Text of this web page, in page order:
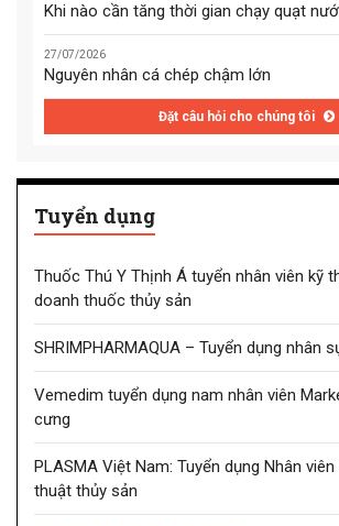
Khi nào cần tăng thời gian chạy quạt
27/07/2026
Nguyên nhân cá chép chậm lớn
Đặt câu hỏi cho chúng tôi
Tuyển dụng
Thuốc Thú Y Thịnh Á tuyển nhân viên kỹ
doanh thuốc thủy sản
SHRIMPHARMAQUA – Tuyển dụng nhân
Vemedim tuyển dụng nam nhân viên
cưng
PLASMA Việt Nam: Tuyển dụng Nhân
thuật thủy sản